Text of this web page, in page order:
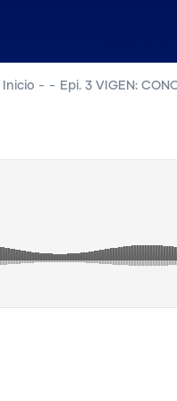
Inicio - - Epi. 3 VIGEN: